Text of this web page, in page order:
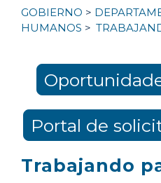
GOBIERNO
HUMANOS
Portal de
Trabajando